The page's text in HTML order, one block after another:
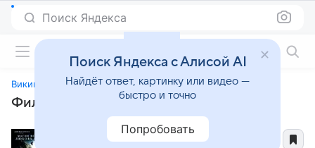
Поиск Яндекса
Викинги
Фильмы, похожие на «Викинги»
Крабат. Ученик колдуна
Поиск Яндекса с Алисой AI
Найдёт ответ, картинку или видео —
быстро и точно
Попробовать